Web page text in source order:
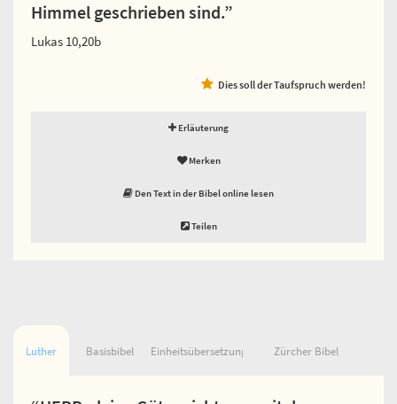
Himmel geschrieben sind.”
Lukas 10,20b
Dies soll der Taufspruch werden!
Erläuterung
Merken
Den Text in der Bibel online lesen
Teilen
Luther Basisbibel Einheitsübersetzung Zürcher Bibel